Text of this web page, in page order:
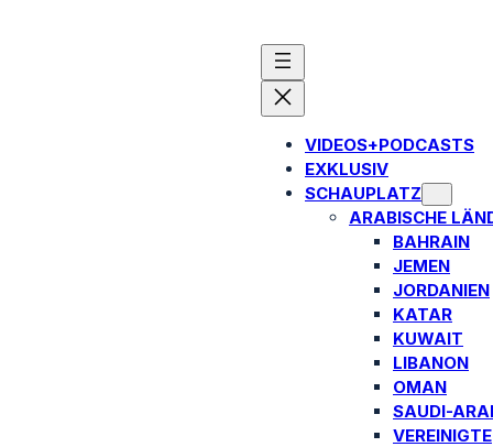
VIDEOS+PODCASTS
EXKLUSIV
SCHAUPLATZ
ARABISCHE
BAHRAIN
JEMEN
JORDANIEN
KATAR
KUWAIT
LIBANON
OMAN
SAUDI-
VEREINIGTE